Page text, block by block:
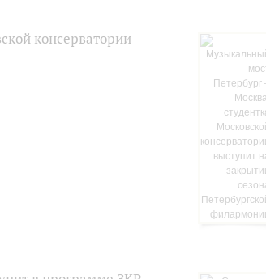
консерватории